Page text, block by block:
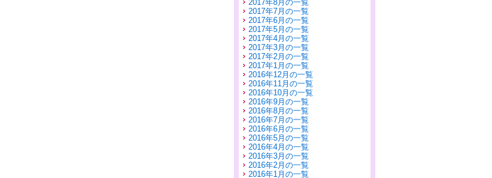
2017年8月の一覧
2017年7月の一覧
2017年6月の一覧
2017年5月の一覧
2017年4月の一覧
2017年3月の一覧
2017年2月の一覧
2017年1月の一覧
2016年12月の一覧
2016年11月の一覧
2016年10月の一覧
2016年9月の一覧
2016年8月の一覧
2016年7月の一覧
2016年6月の一覧
2016年5月の一覧
2016年4月の一覧
2016年3月の一覧
2016年2月の一覧
2016年1月の一覧